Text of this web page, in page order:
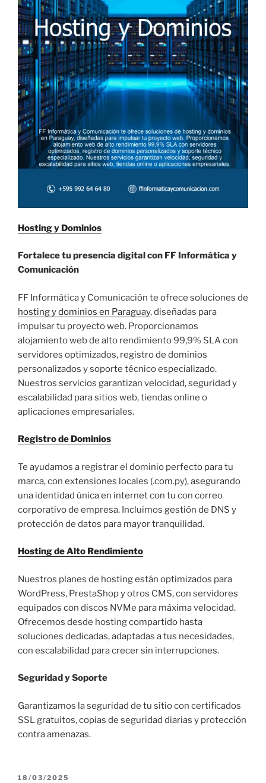
Hosting y Dominios
Fortalece tu presencia digital con FF Informática y
Comunicación
FF Informática y Comunicación te ofrece soluciones de
hosting y dominios en Paraguay, diseñadas para
impulsar tu proyecto web. Proporcionamos
alojamiento web de alto rendimiento 99,9% SLA con
servidores optimizados, registro de dominios
personalizados y soporte técnico especializado.
Nuestros servicios garantizan velocidad, seguridad y
escalabilidad para sitios web, tiendas online o
aplicaciones empresariales.
Registro de Dominios
Te ayudamos a registrar el dominio perfecto para tu
marca, con extensiones locales (.com.py), asegurando
una identidad única en internet con tu con correo
corporativo de empresa. Incluimos gestión de DNS y
protección de datos para mayor tranquilidad.
Hosting de Alto Rendimiento
Nuestros planes de hosting están optimizados para
WordPress, PrestaShop y otros CMS, con servidores
equipados con discos NVMe para máxima velocidad.
Ofrecemos desde hosting compartido hasta
soluciones dedicadas, adaptadas a tus necesidades,
con escalabilidad para crecer sin interrupciones.
Seguridad y Soporte
Garantizamos la seguridad de tu sitio con certificados
SSL gratuitos, copias de seguridad diarias y protección
contra amenazas.
P
18/03/2025